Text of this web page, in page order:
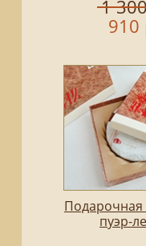
1
910
Подарочная
пуэр-